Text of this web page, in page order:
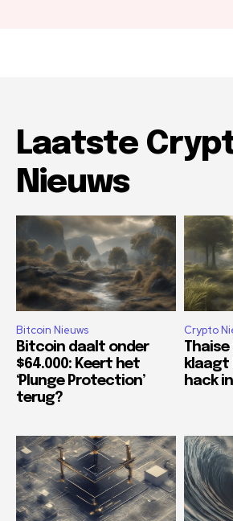
Laatste
Nieuws
Bitcoin Nieuws
Bitcoin daalt onder
$64.000: Keert het
‘Plunge Protection’
terug?
Crypto
klaagt
hack in